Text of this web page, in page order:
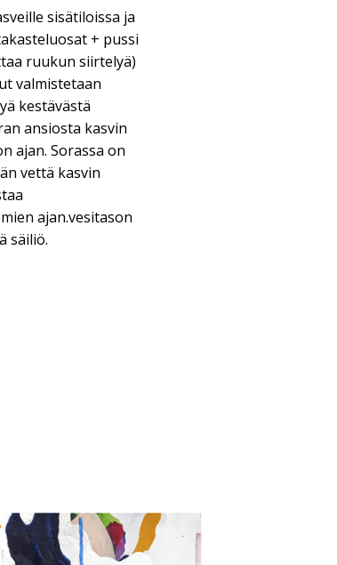
sisätiloissa ja
+ pussi
ruukun siirtelyä)
valmistetaan
kestävästä
ansiosta kasvin
ajan. Sorassa on
vettä kasvin
ajan.vesitason
säiliö.